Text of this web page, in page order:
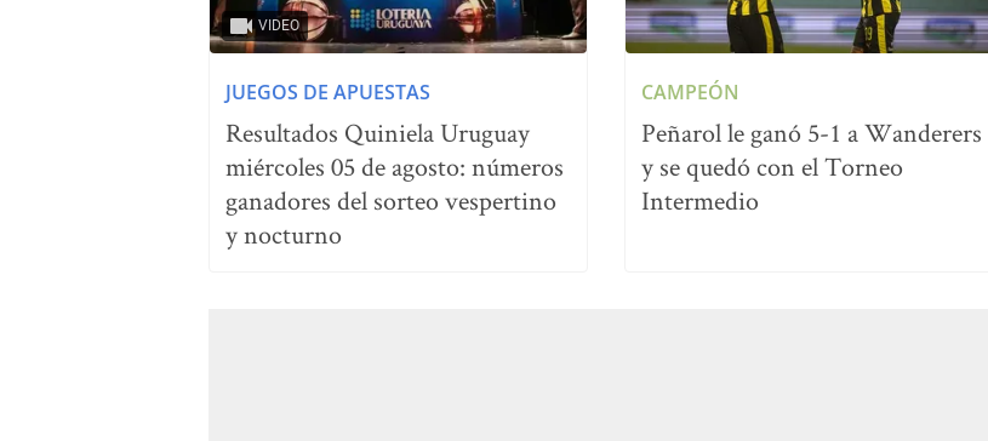
VIDEO
JUEGOS DE APUESTAS
Resultados Quiniela Uruguay
miércoles 05 de agosto: números
ganadores del sorteo vespertino
y nocturno
CAMPEÓN
Peñarol le ganó 5-1 a Wanderers
y se quedó con el Torneo
Intermedio